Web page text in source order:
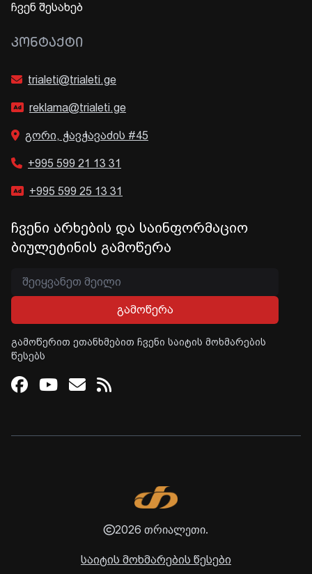
ჩვენ შესახებ
ᲙᲝᲜᲢᲐᲥᲢᲘ
trialeti@trialeti.ge
reklama@trialeti.ge
გორი, ჭავჭავაძის #45
+995 599 21 13 31
+995 599 25 13 31
ჩვენი არხების და საინფორმაციო
ბიულეტინის გამოწერა
გამოწერა
გამოწერით ეთანხმებით ჩვენი საიტის მოხმარების
წესებს
Facebook
Youtube
Email
RSS
2026 თრიალეთი.
საიტის მოხმარების წესები